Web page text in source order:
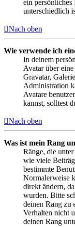
ein
unterschiedlich
Nach oben
Wie verwende ich
In deinem
Avatar über
Gravatar,
Administration
Avatare
kannst, solltest
Nach oben
Was ist mein Rang
Ränge, die
wie viele
bestimmte
Normalerweise
direkt ändern,
wurden. Bitte
deinen Rang zu
Verhalten nicht
deinen Rang